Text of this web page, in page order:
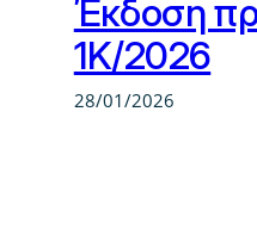
Έκδοση
1Κ/2026
28/01/2026